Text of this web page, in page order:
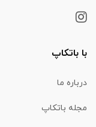
با باتکاپ
درباره ما
مجله باتکاپ